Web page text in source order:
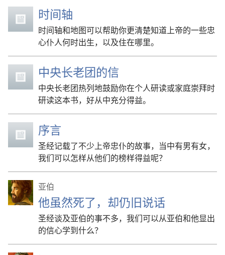
时间轴
时间轴和地图可以帮助你更清楚知道上帝的一些忠
心仆人何时出生，以及住在哪里。
中央长老团的信
中央长老团热列地鼓励你在个人研读或家庭崇拜时
研读这本书，好从中充分得益。
序言
圣经记载了不少上帝忠仆的故事，当中有男有女，
我们可以怎样从他们的榜样得益呢？
亚伯
他虽然死了，却仍旧说话
圣经谈及亚伯的事不多，我们可以从亚伯和他显出
的信心学到什么？